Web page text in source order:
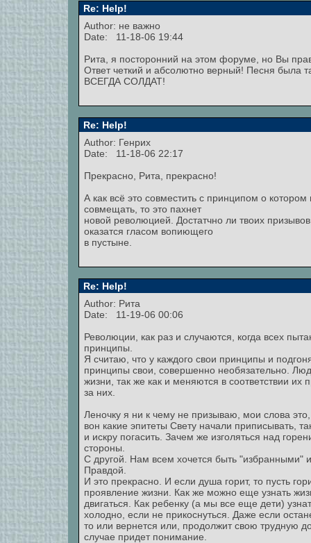
Re: Help!
Author: не важно
Date: 11-18-06 19:44
Рита, я посторонний на этом форуме, но Вы
Ответ четкий и абсолютно верный! Песня
ВСЕГДА СОЛДАТ!
Re: Help!
Author: Генрих
Date: 11-18-06 22:17
Прекрасно, Рита, прекрасно!
А как всё это совместить с принципом о
совмещать, то это пахнет
новой революцией. Достатчно ли твоих
оказатся гласом вопиющего
в пустыне.
Re: Help!
Author: Рита
Date: 11-19-06 00:06
Революции, как раз и случаются, когда всех
принципы.
Я считаю, что у каждого свои принципы и
принципы свои, совершенно необязательно.
жизни, так же как и меняются в соответствии их
за них.
Леночку я ни к чему не призываю, мои слова
вон какие эпитеты Свету начали приписывать,
и искру погасить. Зачем же изголяться над
стороны.
С другой. Нам всем хочется быть "избранными"
Правдой.
И это прекрасно. И если душа горит, то пусть
проявление жизни. Как же можно еще узнать
двигаться. Как ребенку (а мы все еще дети)
холодно, если не прикоснуться. Даже если
то или вернется или, продолжит свою трудную
случае придет понимание.